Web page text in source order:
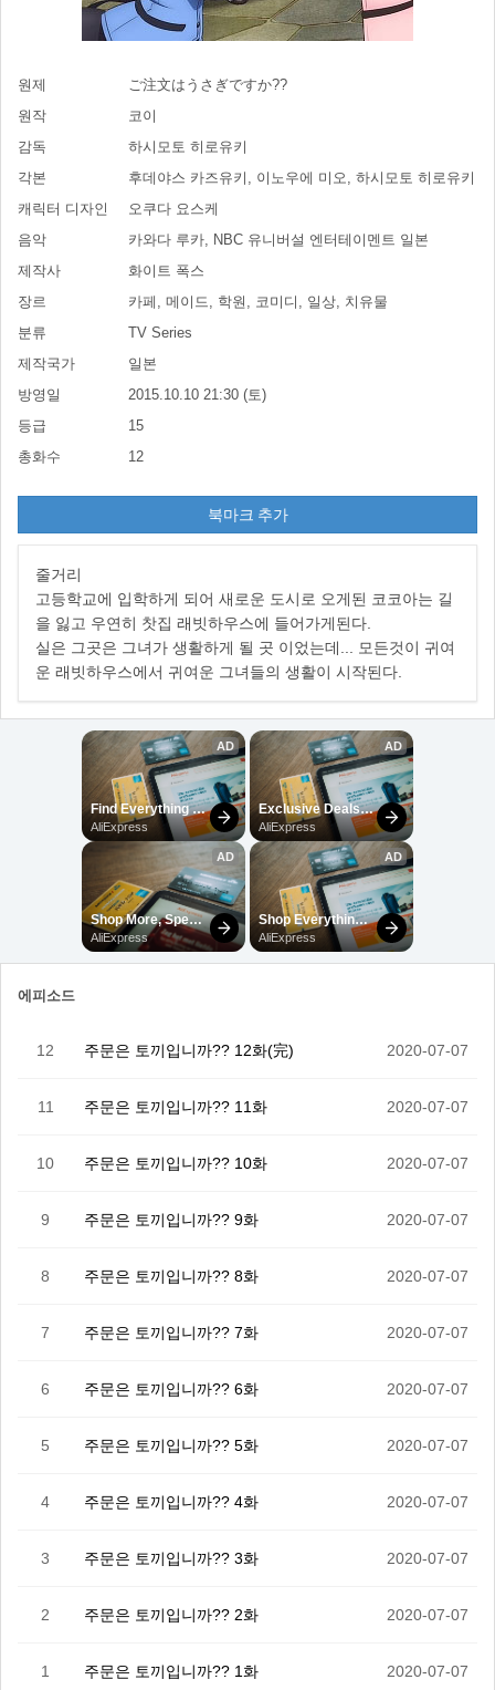
원제
ご注文はうさぎですか??
원작
코이
감독
하시모토 히로유키
각본
후데야스 카즈유키, 이노우에 미오, 하시모토 히로유키
캐릭터 디자인
오쿠다 요스케
음악
카와다 루카, NBC 유니버설 엔터테이멘트 일본
제작사
화이트 폭스
장르
카페, 메이드, 학원, 코미디, 일상, 치유물
분류
TV Series
제작국가
일본
방영일
2015.10.10 21:30 (토)
등급
15
총화수
12
북마크 추가
줄거리
고등학교에 입학하게 되어 새로운 도시로 오게된 코코아는 길
을 잃고 우연히 찻집 래빗하우스에 들어가게된다.
실은 그곳은 그녀가 생활하게 될 곳 이었는데... 모든것이 귀여
운 래빗하우스에서 귀여운 그녀들의 생활이 시작된다.
에피소드
12 주문은 토끼입니까?? 12화(完) 2020-07-07
11 주문은 토끼입니까?? 11화 2020-07-07
10 주문은 토끼입니까?? 10화 2020-07-07
9 주문은 토끼입니까?? 9화 2020-07-07
8 주문은 토끼입니까?? 8화 2020-07-07
7 주문은 토끼입니까?? 7화 2020-07-07
6 주문은 토끼입니까?? 6화 2020-07-07
5 주문은 토끼입니까?? 5화 2020-07-07
4 주문은 토끼입니까?? 4화 2020-07-07
3 주문은 토끼입니까?? 3화 2020-07-07
2 주문은 토끼입니까?? 2화 2020-07-07
1 주문은 토끼입니까?? 1화 2020-07-07